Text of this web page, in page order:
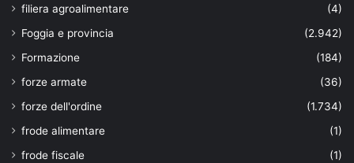
filiera agroalimentare
(4)
Foggia e provincia
(2.942)
Formazione
(184)
forze armate
(36)
forze dell'ordine
(1.734)
frode alimentare
(1)
frode fiscale
(1)